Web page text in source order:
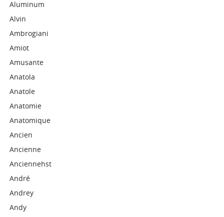
Aluminum
Alvin
Ambrogiani
Amiot
Amusante
Anatola
Anatole
Anatomie
Anatomique
Ancien
Ancienne
Anciennehst
André
Andrey
Andy